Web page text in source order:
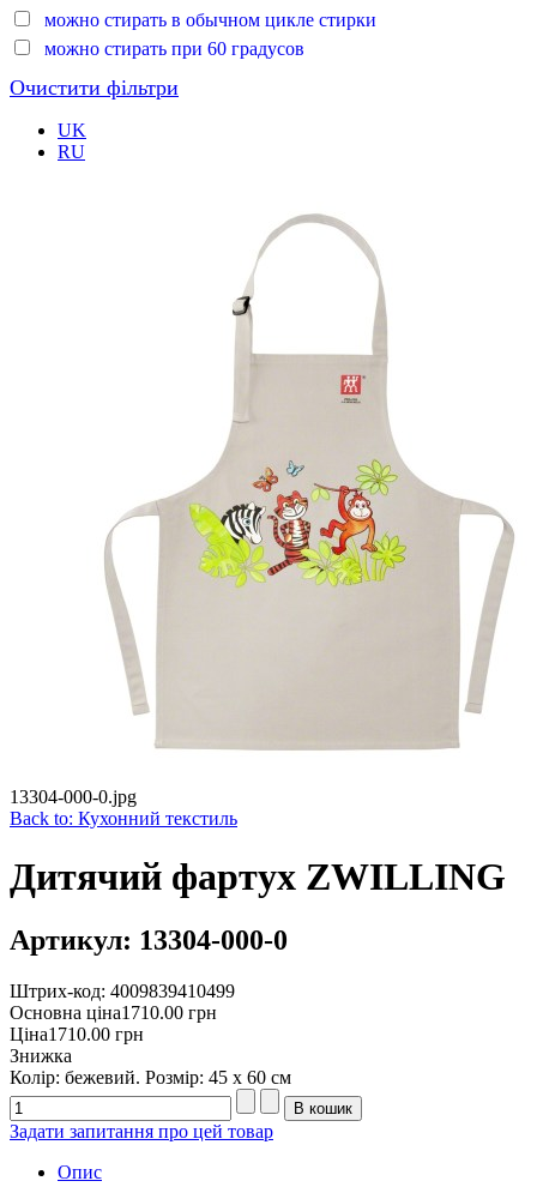
можно стирать в обычном цикле стирки
можно стирать при 60 градусов
Очистити фільтри
UK
RU
13304-000-0.jpg
Back to: Кухонний текстиль
Дитячий фартух ZWILLING
Артикул: 13304-000-0
Штрих-код: 4009839410499
Основна ціна1710.00 грн
Ціна1710.00 грн
Знижка
Колір: бежевий. Розмір: 45 х 60 см
Задати запитання про цей товар
Опис